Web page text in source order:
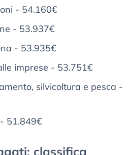
- 54.160€
- 53.937€
- 53.935€
imprese - 53.751€
silvicoltura e pesca -
51.849€
classifica